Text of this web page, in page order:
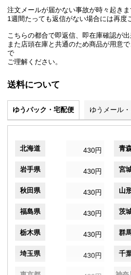
注文メールが届かない事故が時々起き
1週間たっても返信がない場合には再度
こちらの都合で即返信、即在庫確認が出
また店頭在庫と共通のため商品が用意
で
ご理解ください。
送料について
ゆうパック・宅配便 ゆうメール
北海道 430円 青
岩手県 430円 宮
秋田県 430円 山
福島県 430円 茨
栃木県 430円 群
埼玉県 430円 千